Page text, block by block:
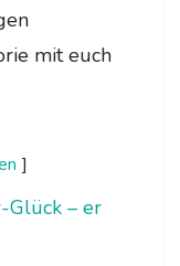
mit euch
Glück – er